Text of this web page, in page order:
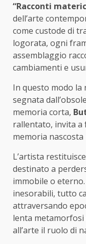
“Racconti
dell’arte
come custode di
logorata, ogni
assemblaggio
cambiamenti e
In questo modo la
segnata
memoria corta,
rallentato, invita a
memoria
L’artista
destinato a
immobile o
inesorabili, tutto
attraversando
lenta metamorfosi
all’arte il ruolo di